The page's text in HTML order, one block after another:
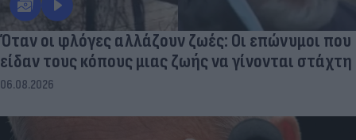
Όταν οι φλόγες αλλάζουν ζωές: Οι επώνυμοι που
είδαν τους κόπους μιας ζωής να γίνονται στάχτη
06.08.2026